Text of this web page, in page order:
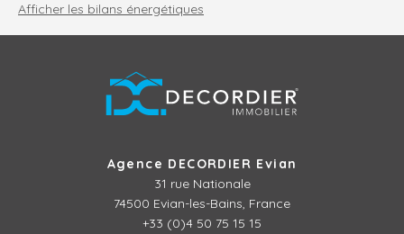
Afficher les bilans énergétiques
Agence DECORDIER Evian
31 rue Nationale
74500 Evian-les-Bains, France
+33 (0)4 50 75 15 15